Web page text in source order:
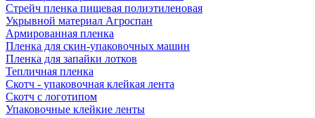
Стрейч пленка пищевая полиэтиленовая
Укрывной материал Агроспан
Армированная пленка
Пленка для скин-упаковочных машин
Пленка для запайки лотков
Тепличная пленка
Скотч - упаковочная клейкая лента
Скотч с логотипом
Упаковочные клейкие ленты